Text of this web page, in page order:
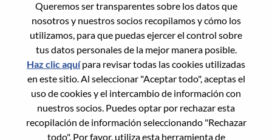
Queremos ser transparentes sobre los datos que
nosotros y nuestros socios recopilamos y cómo los
utilizamos, para que puedas ejercer el control sobre
tus datos personales de la mejor manera posible.
Haz clic aquípara revisar todas las cookies utilizadas
en este sitio. Al seleccionar "Aceptar todo", aceptas el
uso de cookies y el intercambio de información con
nuestros socios. Puedes optar por rechazar esta
recopilación de información seleccionando "Rechazar
todo". Por favor, utiliza esta herramienta de
General Information
Req # WD00100807
Career Area:
Ingeniería de hardware
Country/Region: Estados Unidos de América